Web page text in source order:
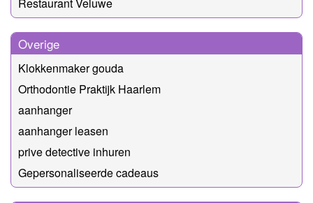
Restaurant Veluwe
Overige
Klokkenmaker gouda
Orthodontie Praktijk Haarlem
aanhanger
aanhanger leasen
prive detective inhuren
Gepersonaliseerde cadeaus